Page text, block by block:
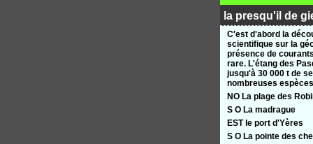
la presqu'il de
C'est d'abord la
scientifique sur la
présence de
rare. L'étang des
jusqu'à 30 000 t de
nombreuses
NO La plage des
S O La madrague
EST le port d'Yères
S O La pointe des